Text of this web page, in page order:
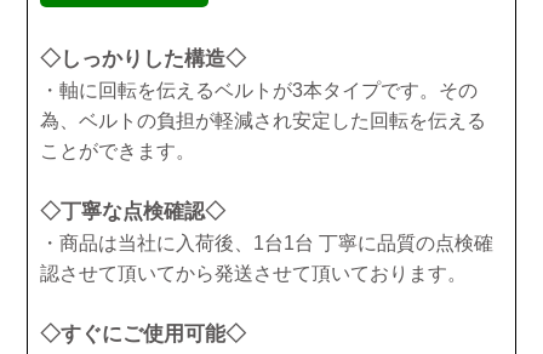
◇しっかりした構造◇
・軸に回転を伝えるベルトが3本タイプです。その
為、ベルトの負担が軽減され安定した回転を伝える
ことができます。
◇丁寧な点検確認◇
・商品は当社に入荷後、1台1台 丁寧に品質の点検確
認させて頂いてから発送させて頂いております。
◇すぐにご使用可能◇